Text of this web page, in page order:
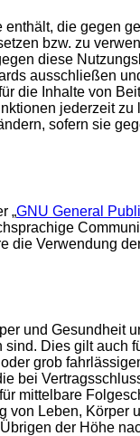
die gegen
bzw. zu
diese
ausschließen
die Inhalte von
jederzeit zu
sofern sie
„GNU General
Verwendung
und
Dies gilt
grob
bei
mittelbare
Leben,
der Höhe